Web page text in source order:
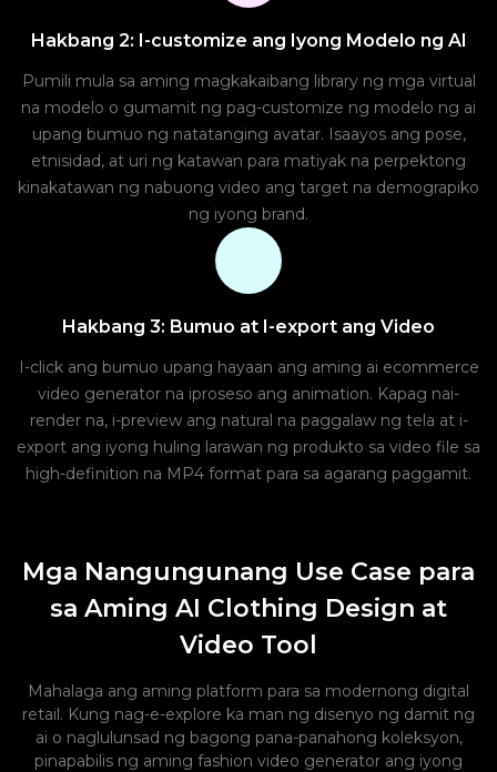
Hakbang 2: I-customize ang Iyong Modelo ng AI
Pumili mula sa aming magkakaibang library ng mga virtual
na modelo o gumamit ng pag-customize ng modelo ng ai
upang bumuo ng natatanging avatar. Isaayos ang pose,
etnisidad, at uri ng katawan para matiyak na perpektong
kinakatawan ng nabuong video ang target na demograpiko
ng iyong brand.
Hakbang 3: Bumuo at I-export ang Video
I-click ang bumuo upang hayaan ang aming ai ecommerce
video generator na iproseso ang animation. Kapag nai-
render na, i-preview ang natural na paggalaw ng tela at i-
export ang iyong huling larawan ng produkto sa video file sa
high-definition na MP4 format para sa agarang paggamit.
Mga Nangungunang Use Case para
sa Aming AI Clothing Design at
Video Tool
Mahalaga ang aming platform para sa modernong digital
retail. Kung nag-e-explore ka man ng disenyo ng damit ng
ai o naglulunsad ng bagong pana-panahong koleksyon,
pinapabilis ng aming fashion video generator ang iyong